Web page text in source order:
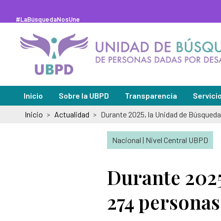
contenido#LaBúsquedaNosUne
Inicio Sobre la UBPD
Misión y visión
Directora general
Glosario de la búsqueda
Información de la entidad
Transparencia
Sedes
Inicio > Actualidad >
Nacional | Nivel Central UBPD
Durante
274